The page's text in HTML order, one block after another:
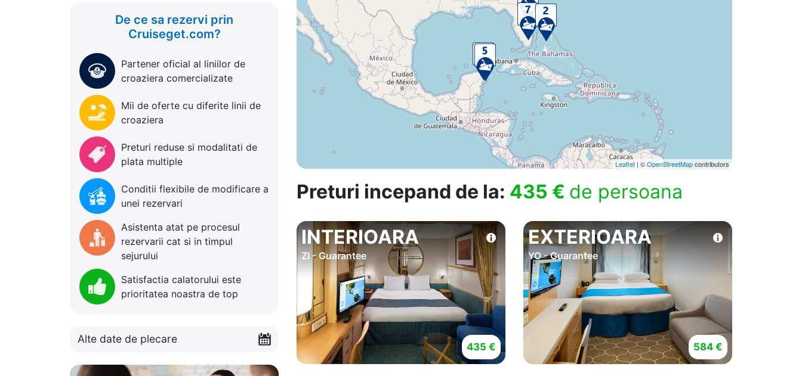
De ce sa rezervi prin
Cruiseget.com?
Partener oficial al liniilor de
croaziera comercializate
Mii de oferte cu diferite linii de
croaziera
Preturi reduse si modalitati de
plata multiple
Conditii flexibile de modificare a
unei rezervari
Asistenta atat pe procesul
rezervarii cat si in timpul
sejurului
Satisfactia calatorului este
prioritatea noastra de top
Alte date de plecare
Leaflet | ©OpenStreetMapcontributors
Preturi incepand de la: 435 € de persoana
INTERIOARA
ZI - Guarantee
435 €
EXTERIOARA
YO - Guarantee
584 €